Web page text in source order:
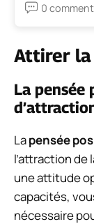
0
Attirer la
La pensée
Lapensée
l’attraction de
une attitude
capacités,
nécessaire